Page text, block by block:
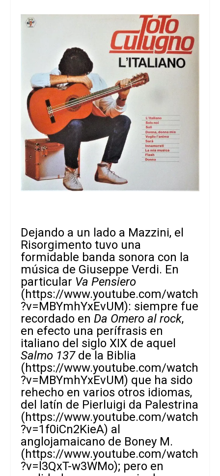
Dejando a un lado a Mazzini, el
Risorgimento tuvo una
formidable banda sonora con la
música de Giuseppe Verdi. En
particular Va Pensiero
(https://www.youtube.com/watch
?v=MBYmhYxEvUM): siempre fue
recordado enDa Omero al rock,
en efecto una perífrasis en
italiano del siglo XIX de aquel
Salmo 137de la Biblia
(https://www.youtube.com/watch
?v=MBYmhYxEvUM) que ha sido
rehecho en varios otros idiomas,
del latín de Pierluigi da Palestrina
(https://www.youtube.com/watch
?v=1f0iCn2KieA) al
anglojamaicano de Boney M.
(https://www.youtube.com/watch
?v=l3QxT-w3WMo); pero en